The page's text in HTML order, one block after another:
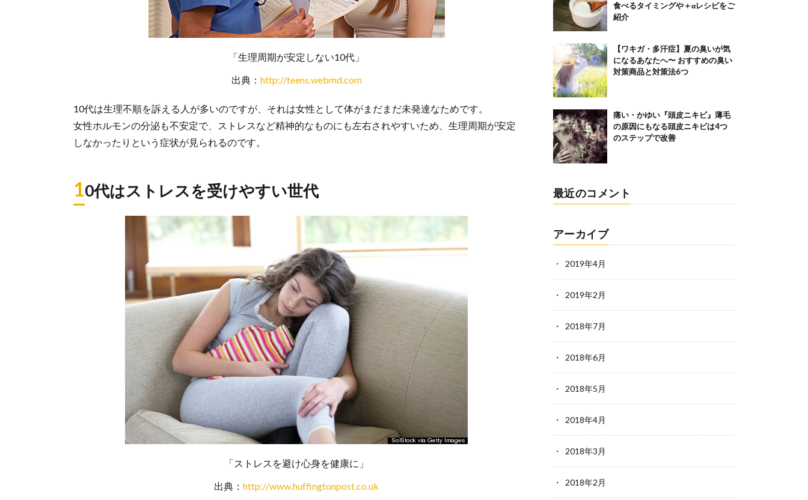
「生理周期が安定しない10代」
出典： http://teens.webmd.com
10代は生理不順を訴える人が多いのですが、それは女性として体がまだまだ未発達なためです。
女性ホルモンの分泌も不安定で、ストレスなど精神的なものにも左右されやすいため、生理周期が安定
しなかったりという症状が見られるのです。
10代はストレスを受けやすい世代
「ストレスを避け心身を健康に」
出典：http://www.huffingtonpost.co.uk
食べるタイミングや＋αレシピをご
紹介
【ワキガ・多汗症】夏の臭いが気
になるあなたへ〜 おすすめの臭い
対策商品と対策法6つ
痛い・かゆい『頭皮ニキビ』薄毛
の原因にもなる頭皮ニキビは4つ
のステップで改善
最近のコメント
アーカイブ
2019年4月
2019年2月
2018年7月
2018年6月
2018年5月
2018年4月
2018年3月
2018年2月